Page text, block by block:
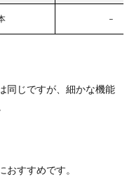
–
同じですが、細かな機能
すすめです。